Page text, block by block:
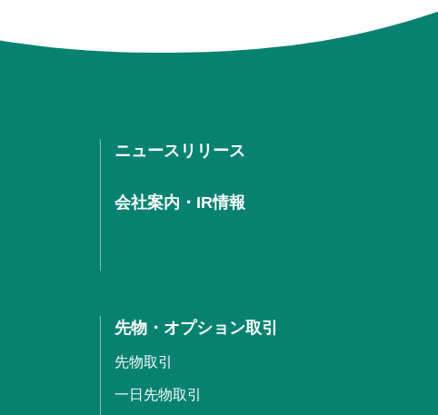
ニュースリリース
会社案内・IR情報
先物・オプション取引
先物取引
一日先物取引